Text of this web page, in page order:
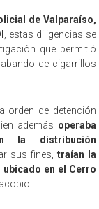
de Valparaíso,
, estas diligencias se
que permitió
de cigarrillos
orden de detención
además operaba
la distribución
sus fines, traían la
en el Cerro